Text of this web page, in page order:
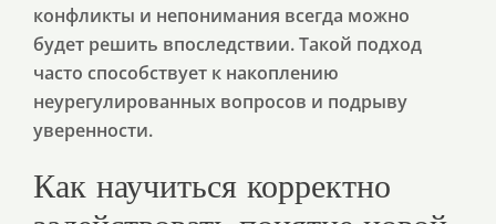
конфликты и непонимания всегда можно
будет решить впоследствии. Такой подход
часто способствует к накоплению
неурегулированных вопросов и подрыву
уверенности.
Как научиться корректно